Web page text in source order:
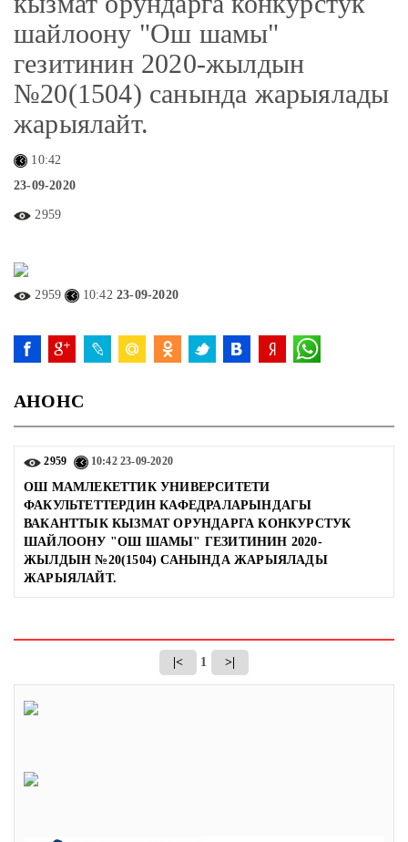
шайлоону "Ош шамы"
гезитинин 2020-жылдын
№20(1504) санында жарыялады
жарыялайт.
10:42
23-09-2020
2959
2959 10:4223-09-2020
АНОНС
2959 10:4223-09-2020
ОШ МАМЛЕКЕТТИК УНИВЕРСИТЕТИ
ФАКУЛЬТЕТТЕРДИН КАФЕДРАЛАРЫНДАГЫ
ВАКАНТТЫК КЫЗМАТ ОРУНДАРГА КОНКУРСТУК
ШАЙЛООНУ "ОШ ШАМЫ" ГЕЗИТИНИН 2020-
ЖЫЛДЫН №20(1504) САНЫНДА ЖАРЫЯЛАДЫ
ЖАРЫЯЛАЙТ.
|< 1 >|